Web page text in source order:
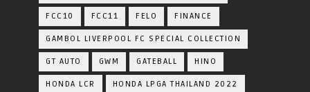
FCC10 FCC11 FELO FINANCE
GAMBOL LIVERPOOL FC SPECIAL COLLECTION
GT AUTO GWM GATEBALL HINO
HONDA LCR HONDA LPGA THAILAND 2022